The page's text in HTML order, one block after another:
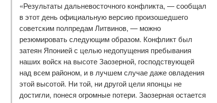
«Результаты дальневосточного конфликта, — сообщал
в этот день официальную версию произошедшего
советским полпредам Литвинов, — можно
резюмировать следующим образом. Конфликт был
затеян Японией с целью недопущения пребывания
наших войск на высоте Заозерной, господствующей
над всем районом, и в лучшем случае даже овладения
этой высотой. Ни той, ни другой цели японцы не
достигли, понеся огромные потери. Заозерная остается